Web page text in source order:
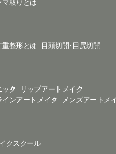
重整形とは 目頭切開・目尻切開
ク
リップアートメイク
ンアートメイク メンズアートメ
クスクール